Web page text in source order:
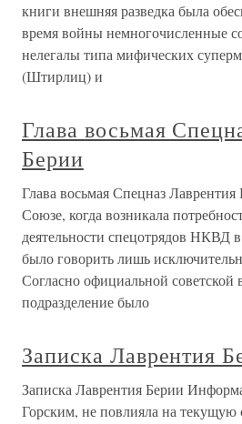
книги внешняя разведка была
время войны немногочисленные
нелегалы типа мифических
(Штирлиц) и
Глава восьмая
Берии
Глава восьмая Спецназ
Союзе, когда возникала
деятельности спецотрядов НКВД
было говорить лишь
Согласно официальной советской
подразделение было
Записка Лаврентия
Записка Лаврентия Берии
Горским, не повлияла на текущую